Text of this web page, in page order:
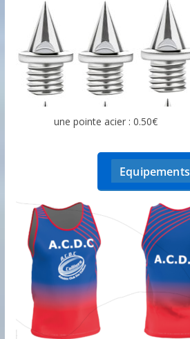
une pointe acier : 0.50€
Equipements